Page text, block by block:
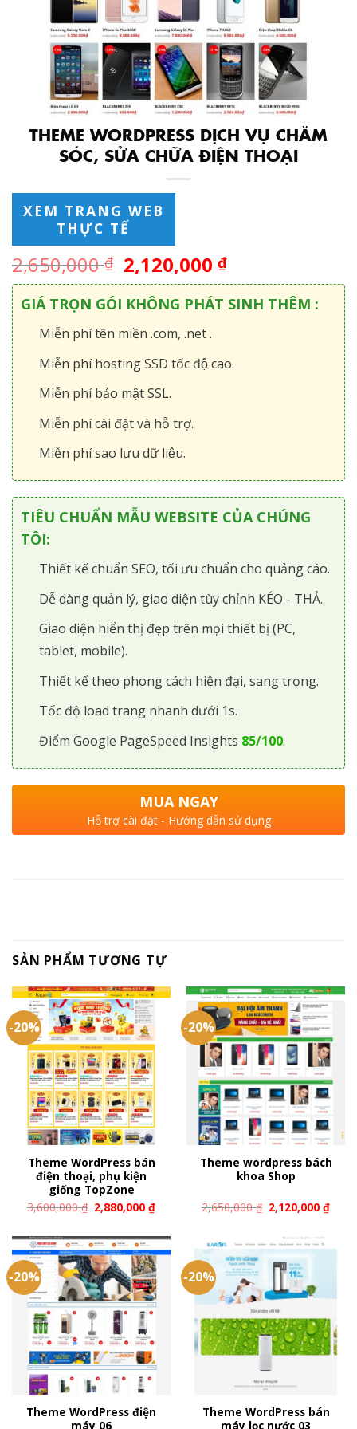
THEME WORDPRESS DỊCH VỤ CHĂM
SÓC, SỬA CHỮA ĐIỆN THOẠI
XEM TRANG WEB
THỰC TẾ
2,650,000₫ 2,120,000₫
GIÁ TRỌN GÓI KHÔNG PHÁT SINH THÊM :
Miễn phí tên miền .com, .net .
Miễn phí hosting SSD tốc độ cao.
Miễn phí bảo mật SSL.
Miễn phí cài đặt và hỗ trợ.
Miễn phí sao lưu dữ liệu.
TIÊU CHUẨN MẪU WEBSITE CỦA CHÚNG
TÔI:
Thiết kế chuẩn SEO, tối ưu chuẩn cho quảng cáo.
Dễ dàng quản lý, giao diện tùy chỉnh KÉO - THẢ.
Giao diện hiển thị đẹp trên mọi thiết bị (PC,
tablet, mobile).
Thiết kế theo phong cách hiện đại, sang trọng.
Tốc độ load trang nhanh dưới 1s.
Điểm Google PageSpeed Insights 85/100.
MUA NGAY
Hỗ trợ cài đặt - Hướng dẫn sử dụng
SẢN PHẨM TƯƠNG TỰ
-20%
Theme WordPress bán
điện thoại, phụ kiện
giống TopZone
3,600,000₫ 2,880,000₫
-20%
Theme wordpress bách
khoa Shop
2,650,000₫ 2,120,000₫
-20%
Theme WordPress điện
máy 06
-20%
Theme WordPress bán
máy lọc nước 03